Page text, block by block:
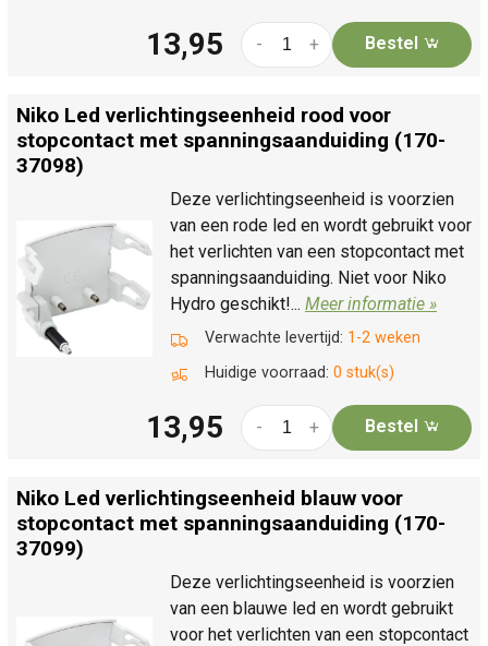
13,95 +
- Bestel
Niko Led verlichtingseenheid rood voor
stopcontact met spanningsaanduiding (170-
37098)
Deze verlichtingseenheid is voorzien
van een rode led en wordt gebruikt voor
het verlichten van een stopcontact met
spanningsaanduiding. Niet voor Niko
Hydro geschikt!... Meer informatie »
Verwachte levertijd: 1-2 weken
Huidige voorraad: 0 stuk(s)
13,95 +
- Bestel
Niko Led verlichtingseenheid blauw voor
stopcontact met spanningsaanduiding (170-
37099)
Deze verlichtingseenheid is voorzien
van een blauwe led en wordt gebruikt
voor het verlichten van een stopcontact